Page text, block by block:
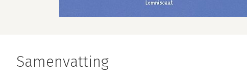
Samenvatting